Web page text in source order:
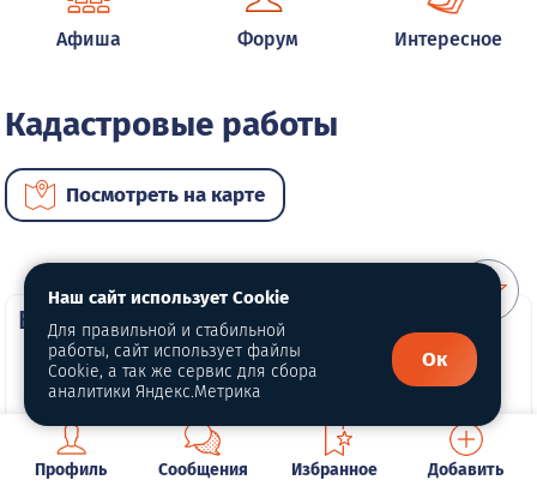
Афиша Форум Интересное
Кадастровые работы
Посмотреть на карте
ВИП услуги
Профиль Сообщения Избранное Добавить
Наш сайт использует Cookie
Для правильной и стабильной
работы, сайт использует файлы
Cookie, а так же сервис для сбора
аналитики Яндекс.Метрика
Ок